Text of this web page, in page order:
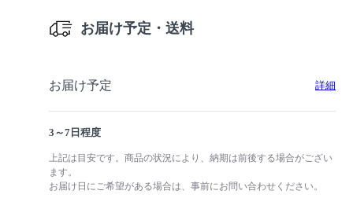
お届け予定・送料
お届け予定 詳細
3～7日程度
上記は目安です。商品の状況により、納期は前後する場合がござい
ます。
お届け日にご希望がある場合は、事前にお問い合わせください。